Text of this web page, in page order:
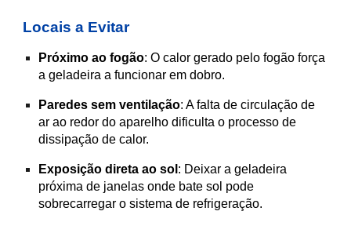
Locais a Evitar
Próximo ao fogão: O calor gerado pelo fogão força
a geladeira a funcionar em dobro.
Paredes sem ventilação: A falta de circulação de
ar ao redor do aparelho dificulta o processo de
dissipação de calor.
Exposição direta ao sol : Deixar a geladeira
próxima de janelas onde bate sol pode
sobrecarregar o sistema de refrigeração.